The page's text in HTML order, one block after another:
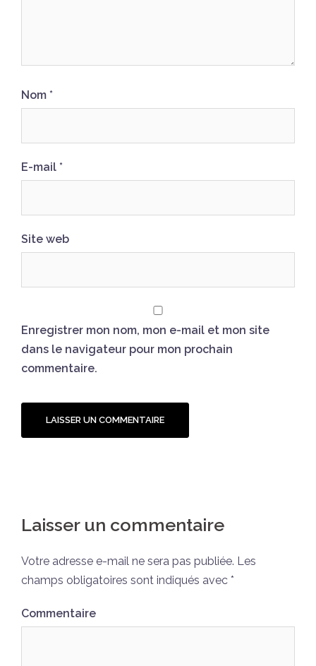
Nom *
E-mail *
Site web
Enregistrer mon nom, mon e-mail et mon site
dans le navigateur pour mon prochain
commentaire.
Laisser un commentaire
Votre adresse e-mail ne sera pas publiée. Les
champs obligatoires sont indiqués avec *
Commentaire